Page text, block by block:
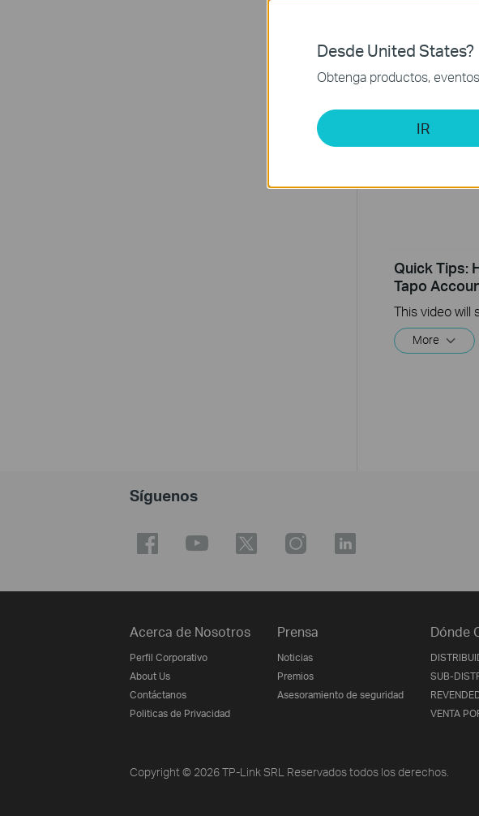
How to Cut
Smart Wi-Fi
Quick Tips:
Tapo
More
Síguenos
Acerca de Nosotros
Perfil Corporativo
About Us
Contáctanos
Politicas de Privacidad
Prensa
Noticias
Premios
Asesoramiento de seguridad
Dónde
SUB-
VENTA
Copyright © 2026 TP-Link SRL Reservados todos los derechos.
Desde United States?
Obtenga productos,
IR